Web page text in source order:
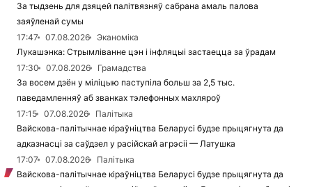
За тыдзень для дзяцей палітвязняў сабрана амаль палова
заяўленай сумы
17:47
07.08.2026
Эканоміка
Лукашэнка: Стрымліванне цэн і інфляцыі застаецца за ўрадам
17:30
07.08.2026
Грамадства
За восем дзён у міліцыю паступіла больш за 2,5 тыс.
паведамленняў аб званках тэлефонных махляроў
17:15
07.08.2026
Палітыка
Вайскова-палітычнае кіраўніцтва Беларусі будзе прыцягнута да
адказнасці за саўдзел у расійскай агрэсіі — Латушка
17:07
07.08.2026
Палітыка
Вайскова-палітычнае кіраўніцтва Беларусі будзе прыцягнута да